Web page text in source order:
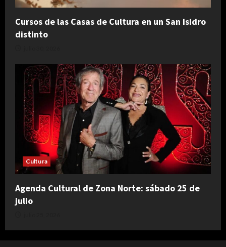
Cursos de las Casas de Cultura en un San Isidro
distinto
Cultura
Agenda Cultural de Zona Norte: sábado 25 de
julio